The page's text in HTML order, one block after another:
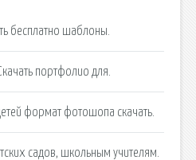
бесплатно шаблоны.
портфолио для.
формат фотошопа скачать.
садов, школьным учителям.